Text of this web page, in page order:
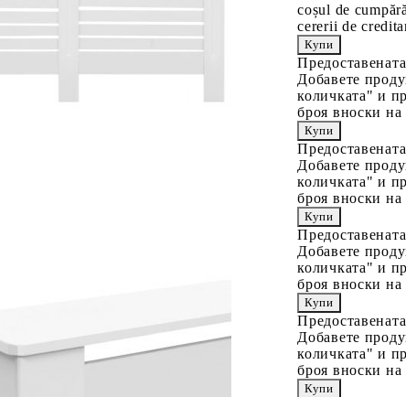
coșul de
cererii de
Добавете
количката" и
броя вноски на
Добавете
количката" и
броя вноски на
Добавете
количката" и
броя вноски на
Добавете
количката" и
броя вноски на